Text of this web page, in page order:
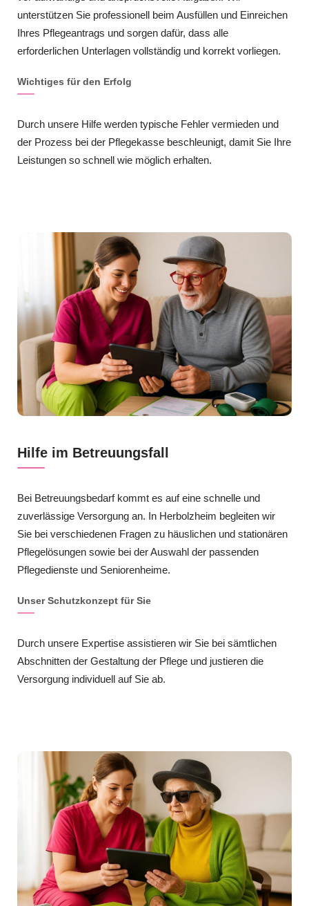
unterstützen Sie professionell beim Ausfüllen und Einreichen
Ihres Pflegeantrags und sorgen dafür, dass alle
erforderlichen Unterlagen vollständig und korrekt vorliegen.
Wichtiges für den Erfolg
Durch unsere Hilfe werden typische Fehler vermieden und
der Prozess bei der Pflegekasse beschleunigt, damit Sie Ihre
Leistungen so schnell wie möglich erhalten.
Hilfe im Betreuungsfall
Bei Betreuungsbedarf kommt es auf eine schnelle und
zuverlässige Versorgung an. In Herbolzheim begleiten wir
Sie bei verschiedenen Fragen zu häuslichen und stationären
Pflegelösungen sowie bei der Auswahl der passenden
Pflegedienste und Seniorenheime.
Unser Schutzkonzept für Sie
Durch unsere Expertise assistieren wir Sie bei sämtlichen
Abschnitten der Gestaltung der Pflege und justieren die
Versorgung individuell auf Sie ab.